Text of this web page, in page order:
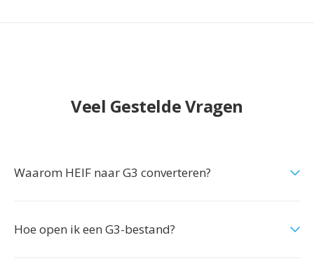
Veel Gestelde Vragen
Waarom HEIF naar G3 converteren?
Hoe open ik een G3-bestand?